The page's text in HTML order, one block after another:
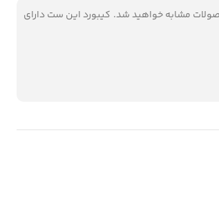
مشابه خواهید شد. کیبورد این ست دارای